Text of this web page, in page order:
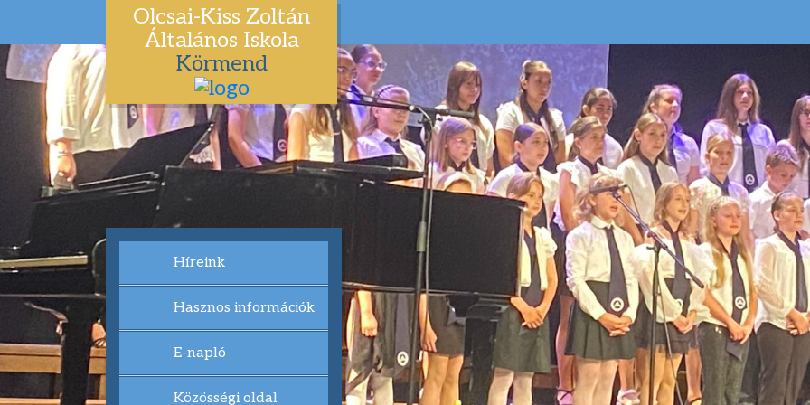
Olcsai-Kiss Zoltán
Általános Iskola
Körmend
Híreink
Hasznos információk
E-napló
Közösségi oldal